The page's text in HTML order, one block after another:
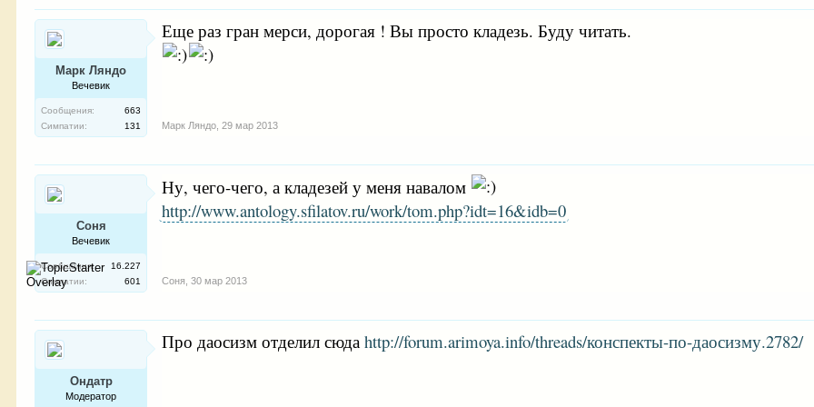
Марк Ляндо
Вечевик
Сообщения:
663
Симпатии:
131
Еще раз гран мерси, дорогая ! Вы просто кладезь. Буду читать.
Марк Ляндо 29 мар 2013
Соня
Вечевик
Сообщения:
16.227
Симпатии:
601
Ну, чего-чего, а кладезей у меня навалом
http://www.antology.sfilatov.ru/work/tom.php?idt=16&idb=0
Соня 30 мар 2013
Ондатр
Модератор
Про даосизм отделил сюдаhttp://forum.arimoya.info/threads/конспекты-по-даосизму.2782/